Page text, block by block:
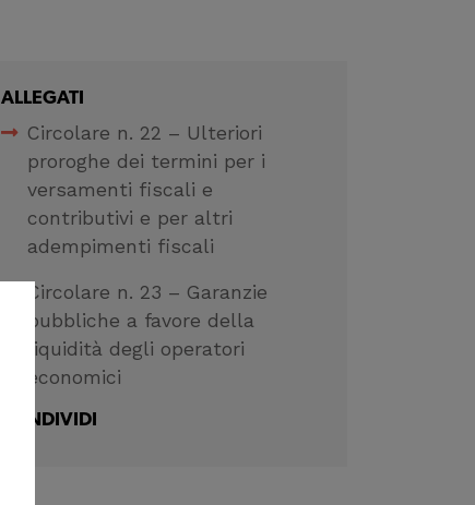
ALLEGATI
Circolare n. 22 – Ulteriori
proroghe dei termini per i
versamenti fiscali e
contributivi e per altri
adempimenti fiscali
Circolare n. 23 – Garanzie
pubbliche a favore della
liquidità degli operatori
economici
CONDIVIDI